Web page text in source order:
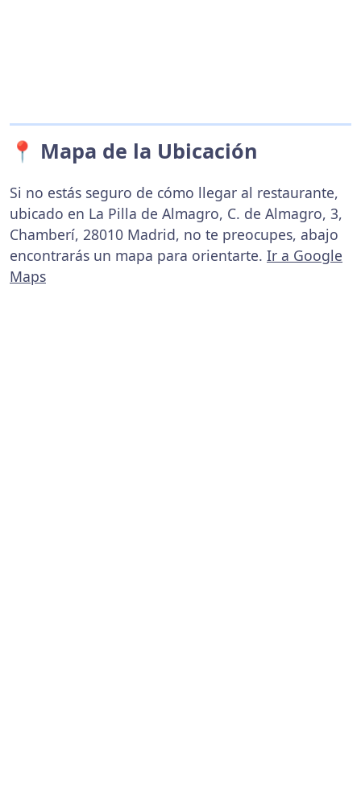
📍 Mapa de la Ubicación
Si no estás seguro de cómo llegar al restaurante,
ubicado en La Pilla de Almagro, C. de Almagro, 3,
Chamberí, 28010 Madrid, no te preocupes, abajo
encontrarás un mapa para orientarte. Ir a Google
Maps